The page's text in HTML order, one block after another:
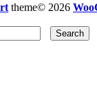
theme© 2026
Search